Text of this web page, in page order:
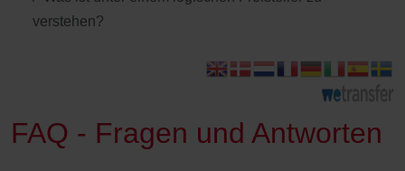
verstehen?
FAQ - Fragen und Antworten